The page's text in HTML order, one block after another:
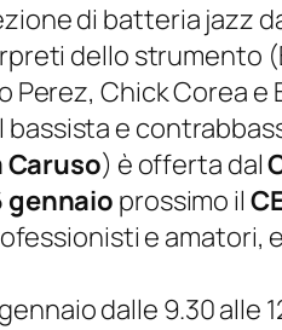
di batteria jazz
dello strumento
Chick Corea
bassista e
Caruso) è offerta dal
gennaio prossimo il
e
dalle 9.30 alle